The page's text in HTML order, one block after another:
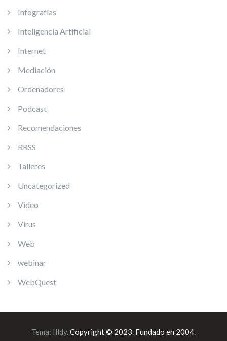
Infografías
Inteligencia Artificial
Internet
Mediación
Ordenadores
Podcast
Recomendaciones
RRSS
Talleres
Uncategorized
Video
Virus
Web
webinar
WebQuest
Tema: Illdy.Copyright © 2023. Fundado en 2004.